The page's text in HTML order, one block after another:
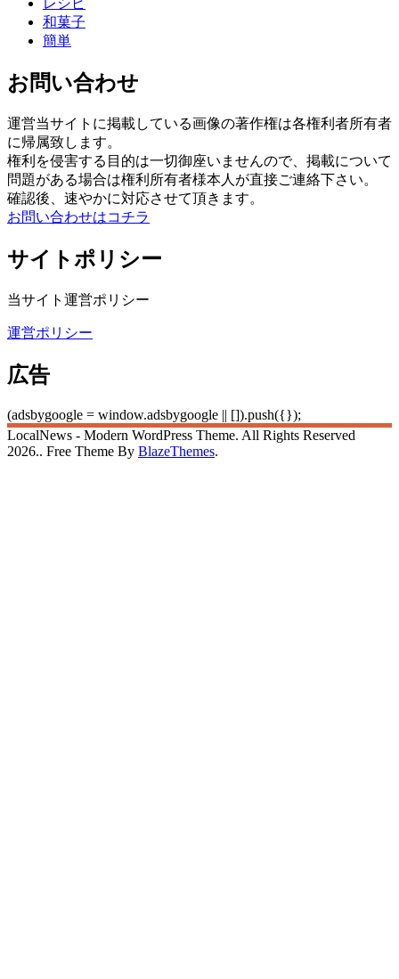
レシピ
和菓子
簡単
お問い合わせ
運営当サイトに掲載している画像の著作権は各権利者所有者
に帰属致します。
権利を侵害する目的は一切御座いませんので、掲載について
問題がある場合は権利所有者様本人が直接ご連絡下さい。
確認後、速やかに対応させて頂きます。
お問い合わせはコチラ
サイトポリシー
当サイト運営ポリシー
運営ポリシー
広告
(adsbygoogle = window.adsbygoogle || []).push({});
LocalNews - Modern WordPress Theme. All Rights Reserved
2026.. Free Theme By BlazeThemes.